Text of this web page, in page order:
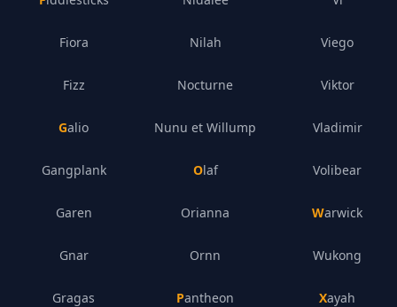
Fiora
Fizz
Galio
Gangplank
Garen
Gnar
Gragas
Nilah
Nocturne
Nunu et Willump
Olaf
Orianna
Ornn
Pantheon
Viego
Viktor
Vladimir
Volibear
Warwick
Wukong
Xayah